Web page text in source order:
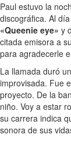
Paul estuvo la
discográfica. Al
«Queenie eye» y
citada emisora a
para agradecerle
La llamada duró
improvisada. Fue
proyecto. De la
niño. Voy a estar
su carrera indica
sonora de sus